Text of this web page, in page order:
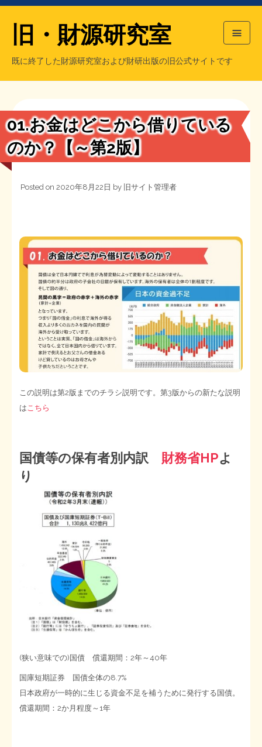
日本経済を解説するヤンキー／MIHANAマンガ／旧・財研出版
もっと知りたい方へ
MMTの学習資料
STOPインボイス作品集
たかの経世済民イラスト集
旧・財源研究室
既に終了した財源研究室および財研出版の旧公式サイトです
01.お金はどこから借りている
のか？【～第2版】
Posted on 2020年8月22日 by 旧サイト管理者
この説明は第2版までのチラシ説明です。第3版からの新たな説明
は こちら
国債等の保有者別内訳 財務省HPよ
り
(狭い意味での)国債 償還期間：2年～40年
国庫短期証券 国債全体の8.7%
日本政府が一時的に生じる資金不足を補うために発行する国債。
償還期間：2か月程度～1年